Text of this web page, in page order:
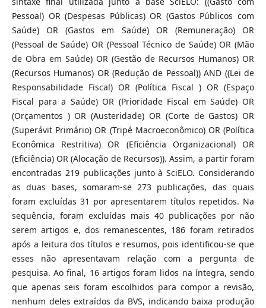
Pessoal) OR (Despesas Públicas) OR (Gastos Públicos com
Saúde) OR (Gastos em Saúde) OR (Remuneração) OR
(Pessoal de Saúde) OR (Pessoal Técnico de Saúde) OR (Mão
de Obra em Saúde) OR (Gestão de Recursos Humanos) OR
(Recursos Humanos) OR (Redução de Pessoal)) AND ((Lei de
Responsabilidade Fiscal) OR (Política Fiscal ) OR (Espaço
Fiscal para a Saúde) OR (Prioridade Fiscal em Saúde) OR
(Orçamentos ) OR (Austeridade) OR (Corte de Gastos) OR
(Superávit Primário) OR (Tripé Macroeconômico) OR (Política
Econômica Restritiva) OR (Eficiência Organizacional) OR
(Eficiência) OR (Alocação de Recursos)). Assim, a partir foram
encontradas 219 publicações junto à SciELO. Considerando
as duas bases, somaram-se 273 publicações, das quais
foram excluídas 31 por apresentarem títulos repetidos. Na
sequência, foram excluídas mais 40 publicações por não
serem artigos e, dos remanescentes, 186 foram retirados
após a leitura dos títulos e resumos, pois identificou-se que
esses não apresentavam relação com a pergunta de
pesquisa. Ao final, 16 artigos foram lidos na íntegra, sendo
que apenas seis foram escolhidos para compor a revisão,
nenhum deles extraídos da BVS, indicando baixa produção